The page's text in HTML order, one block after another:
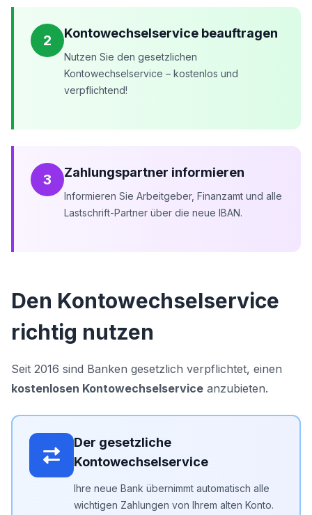
2 Kontowechselservice beauftragen
Nutzen Sie den gesetzlichen
Kontowechselservice – kostenlos und
verpflichtend!
3 Zahlungspartner informieren
Informieren Sie Arbeitgeber, Finanzamt und alle
Lastschrift-Partner über die neue IBAN.
Den Kontowechselservice
richtig nutzen
Seit 2016 sind Banken gesetzlich verpflichtet, einen
kostenlosen Kontowechselservice anzubieten.
Der gesetzliche
Kontowechselservice
Ihre neue Bank übernimmt automatisch alle
wichtigen Zahlungen von Ihrem alten Konto.